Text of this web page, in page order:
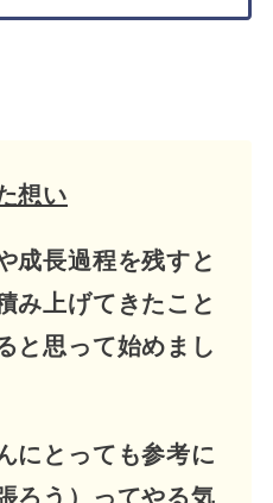
想い
成長過程を残すと
み上げてきたこと
と思って始めまし
にとっても参考に
ろう）ってやる気